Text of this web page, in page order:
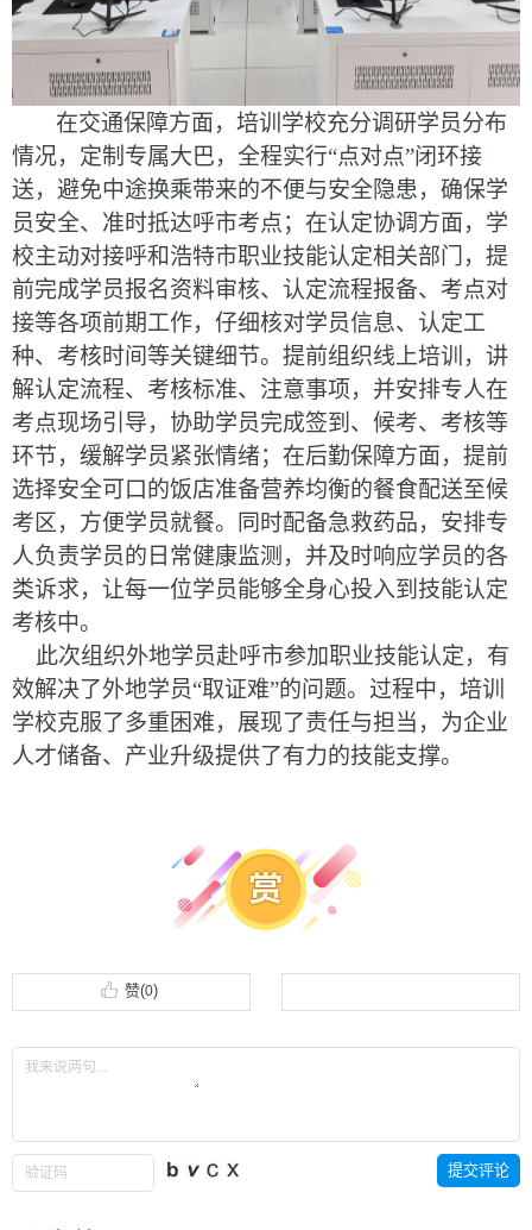
在交通保障方面，培训学校充分调研学员分布
情况， 定制专属大巴， 全程实行“点对点”闭环接
送，避免中途换乘带来的不便与安全隐患，确保学
员安全、准时抵达呼市考点； 在认定协调方面，学
校主动对接呼和浩特市职业技能认定相关部门， 提
前完成学员报名资料审核、认定流程报备、考点对
接等各项前期工作， 仔细核对学员信息、认定工
种、考核时间等关键细节。 提前组织线上培训， 讲
解认定流程、考核标准、注意事项，并安排专人在
考点现场引导，协助学员完成签到、候考、考核等
环节，缓解学员紧张情绪； 在后勤保障方面， 提前
选择安全可口 的饭店准备营养均衡的餐食配送至候
考区，方便学员就餐。同时配备急救药品，安排专
人负责学员的日常健康监测， 并及时响应学员的各
类诉求， 让每一位学员能够全身心投入到技能认定
考核中。
此次组织外地学员赴呼市参加职业技能认定， 有
效解决了外地学员“取证难”的问题。过程中，培训
学校克服了多重困难， 展现了责任与担当， 为企业
人才储备、产业升级提供了有力的技能支撑。
赞(0)